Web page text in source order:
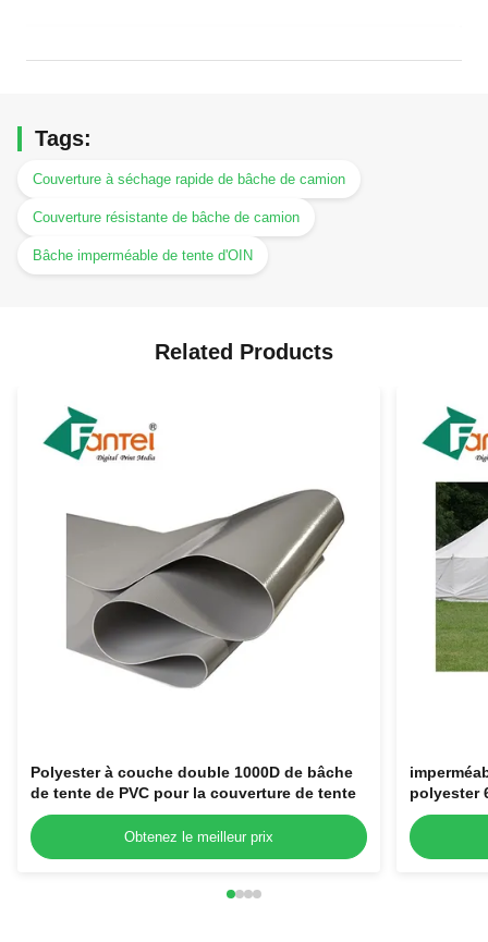
Tags:
Couverture à séchage rapide de bâche de camion
Couverture résistante de bâche de camion
Bâche imperméable de tente d'OIN
Related Products
Polyester à couche double 1000D de bâche
de tente de PVC pour la couverture de tente
Obtenez le meilleur prix
polyester
client